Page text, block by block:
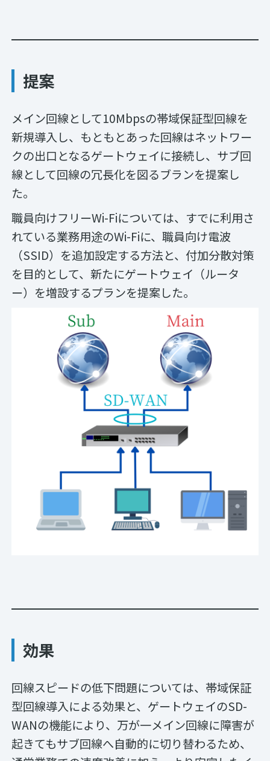
提案
メイン回線として10Mbpsの帯域保証型回線を
新規導入し、もともとあった回線はネットワー
クの出口となるゲートウェイに接続し、サブ回
線として回線の冗長化を図るブランを提案し
た。
職員向けフリーWi-Fiについては、すでに利用さ
れている業務用途のWi-Fiに、職員向け電波
（SSID）を追加設定する方法と、付加分散対策
を目的として、新たにゲートウェイ（ルータ
ー）を増設するプランを提案した。
効果
回線スピードの低下問題については、帯域保証
型回線導入による効果と、ゲートウェイのSD-
WANの機能により、万が一メイン回線に障害が
起きてもサブ回線へ自動的に切り替わるため、